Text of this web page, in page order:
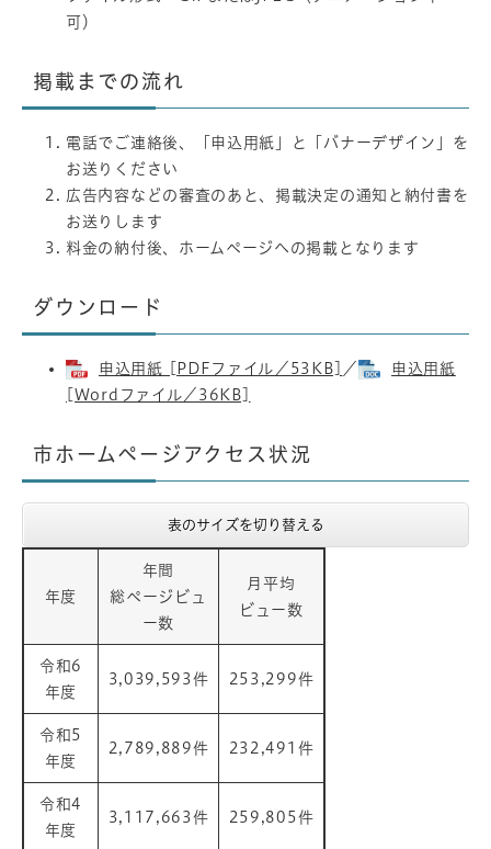
可）
掲載までの流れ
電話でご連絡後、「申込用紙」と「バナーデザイン」を
お送りください
広告内容などの審査のあと、掲載決定の通知と納付書を
お送りします
料金の納付後、ホームページへの掲載となります
ダウンロード
申込用紙 [PDFファイル／53KB] ／
申込用紙
[Wordファイル／36KB]
市ホームページアクセス状況
表のサイズを切り替える
年度
年間
総ページビュ
ー数
月平均
ビュー数
令和6
年度
3,039,593件 253,299件
令和5
年度
2,789,889件 232,491件
令和4
年度
3,117,663件 259,805件